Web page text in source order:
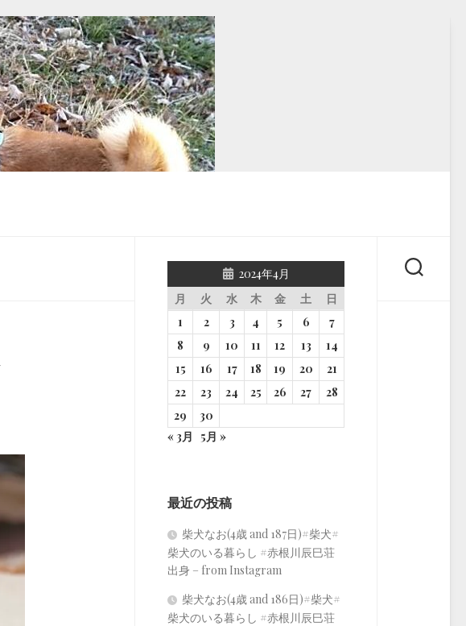
2024年4月
月
火 水 木 金 土
日
1
2 3 4 5 6
7
8
9 10 11 12 13
14
15
16 17 18 19 20
21
22
23 24 25 26 27
28
29
30
« 3月
5月 »
最近の投稿
柴犬なお(4歳 and 187日)#柴犬#
柴犬のいる暮らし #赤根川辰巳荘
出身 – from Instagram
柴犬なお(4歳 and 186日)#柴犬#
柴犬のいる暮らし #赤根川辰巳荘